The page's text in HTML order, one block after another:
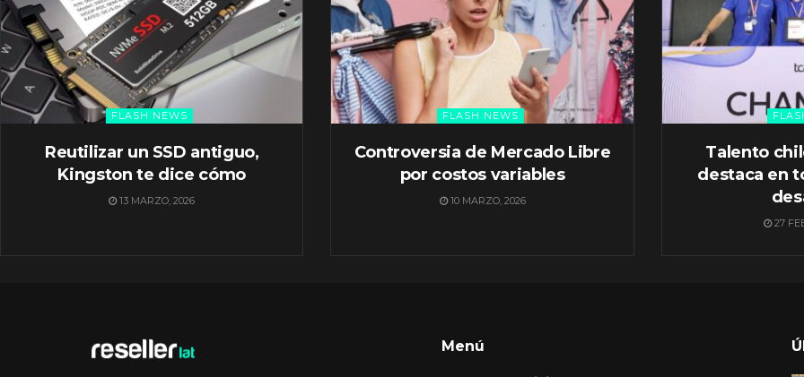
FLASH NEWS
Reutilizar un SSD antiguo,
Kingston te dice cómo
13 MARZO, 2026
FLASH NEWS
Controversia de Mercado Libre
por costos variables
10 MARZO, 2026
Talento
destaca en
27
Menú